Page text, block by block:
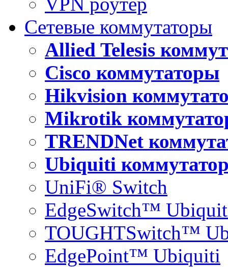
Сетевые коммутаторы
Allied Telesis
Cisco коммутаторы
Hikvision
Mikrotik
TRENDNet
Ubiquiti
UniFi® Switch
EdgeSwitch™
TOUGHTSwitch™
EdgePoint™ Ubiquiti